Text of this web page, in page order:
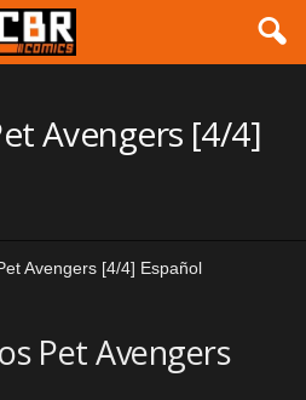
Avengers [4/4]
Pet Avengers